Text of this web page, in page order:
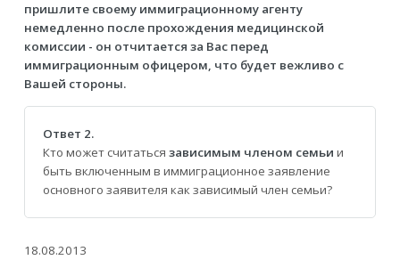
пришлите своему иммиграционному агенту
немедленно после прохождения медицинской
комиссии - он отчитается за Вас перед
иммиграционным офицером, что будет вежливо с
Вашей стороны.
Ответ 2.
Кто может считаться зависимым членом семьи и
быть включенным в иммиграционное заявление
основного заявителя как зависимый член семьи?
18.08.2013